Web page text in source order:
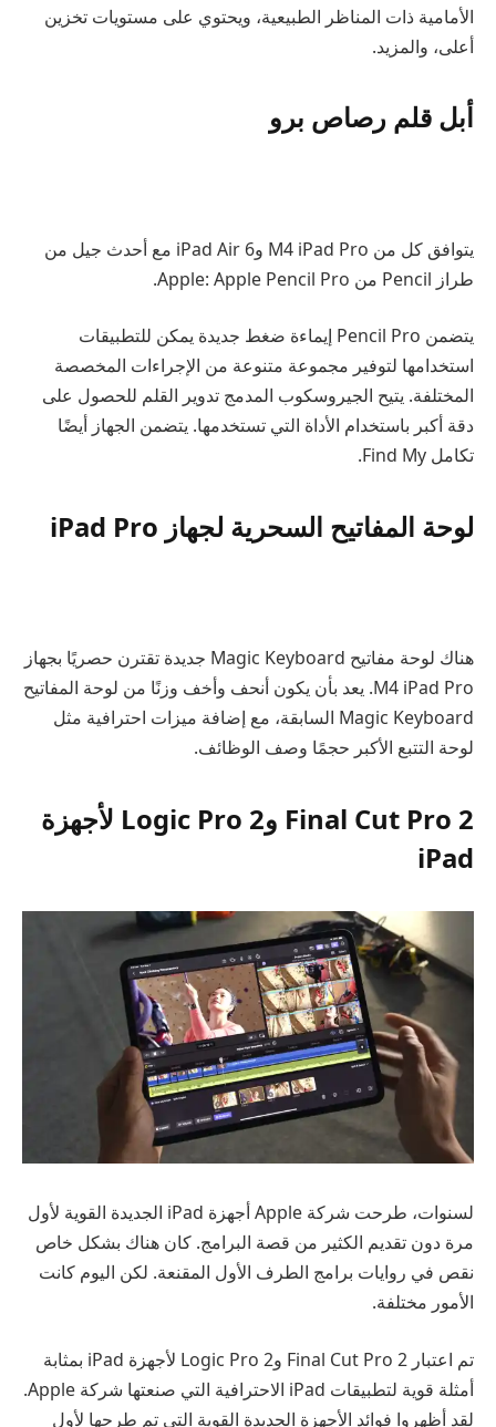
الأمامية ذات المناظر الطبيعية، ويحتوي على مستويات تخزين
أعلى، والمزيد.
أبل قلم رصاص برو
يتوافق كل من M4 iPad Pro وiPad Air 6 مع أحدث جيل من
طراز Pencil من Apple: Apple Pencil Pro.
يتضمن Pencil Pro إيماءة ضغط جديدة يمكن للتطبيقات
استخدامها لتوفير مجموعة متنوعة من الإجراءات المخصصة
المختلفة. يتيح الجيروسكوب المدمج تدوير القلم للحصول على
دقة أكبر باستخدام الأداة التي تستخدمها. يتضمن الجهاز أيضًا
تكامل Find My.
لوحة المفاتيح السحرية لجهاز iPad Pro
هناك لوحة مفاتيح Magic Keyboard جديدة تقترن حصريًا بجهاز
M4 iPad Pro. يعد بأن يكون أنحف وأخف وزنًا من لوحة المفاتيح
Magic Keyboard السابقة، مع إضافة ميزات احترافية مثل
لوحة التتبع الأكبر حجمًا وصف الوظائف.
Final Cut Pro 2 وLogic Pro 2 لأجهزة
iPad
لسنوات، طرحت شركة Apple أجهزة iPad الجديدة القوية لأول
مرة دون تقديم الكثير من قصة البرامج. كان هناك بشكل خاص
نقص في روايات برامج الطرف الأول المقنعة. لكن اليوم كانت
الأمور مختلفة.
تم اعتبار Final Cut Pro 2 وLogic Pro 2 لأجهزة iPad بمثابة
أمثلة قوية لتطبيقات iPad الاحترافية التي صنعتها شركة Apple.
لقد أظهروا فوائد الأجهزة الجديدة القوية التي تم طرحها لأول